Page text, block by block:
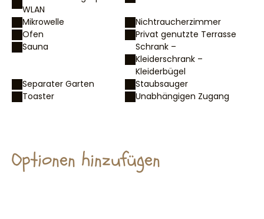
WLAN
Mikrowelle
Nichtraucherzimmer
Ofen
Privat genutzte Terrasse
Sauna
Schrank –
Kleiderschrank –
Kleiderbügel
Separater Garten
Staubsauger
Toaster
Unabhängigen Zugang
Optionen hinzufügen